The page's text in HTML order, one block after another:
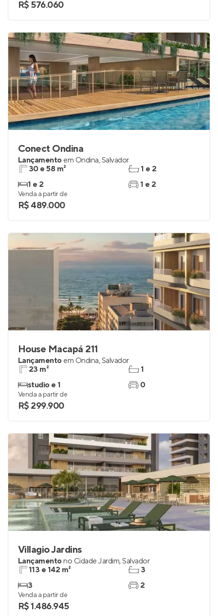
R$ 576.060
Conect Ondina
Lançamento em Ondina,Salvador
30 e 58 m²
1 e 2
1 e 2
1 e 2
Venda a partir de
R$ 489.000
House Macapá 211
Lançamento em Ondina,Salvador
23 m²
studio e 1
1
0
Venda a partir de
R$ 299.900
Villagio Jardins
Lançamentono Cidade Jardim,Salvador
113 e 142 m²
3
3
2
Venda a partir de
R$ 1.486.945